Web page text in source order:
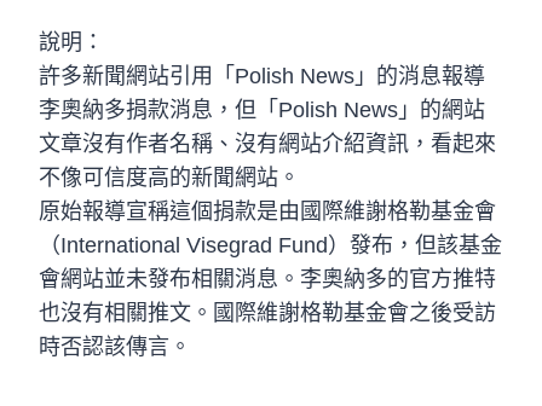
說明：
許多新聞網站引用「Polish News」的消息報導
李奧納多捐款消息，但「Polish News」的網站
文章沒有作者名稱、沒有網站介紹資訊，看起來
不像可信度高的新聞網站。
原始報導宣稱這個捐款是由國際維謝格勒基金會
（International Visegrad Fund）發布，但該基金
會網站並未發布相關消息。李奧納多的官方推特
也沒有相關推文。國際維謝格勒基金會之後受訪
時否認該傳言。